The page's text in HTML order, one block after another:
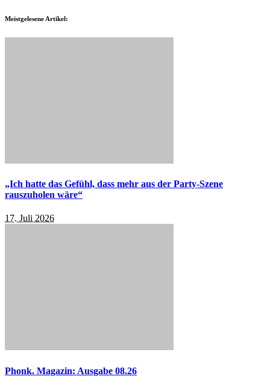
Meistgelesene Artikel:
„Ich hatte das Gefühl, dass mehr aus der Party-Szene
rauszuholen wäre“
17. Juli 2026
Phonk. Magazin: Ausgabe 08.26